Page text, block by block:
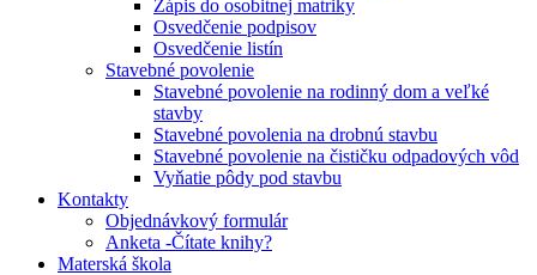
Zápis do osobitnej matriky
Osvedčenie podpisov
Osvedčenie listín
Stavebné povolenie
Stavebné povolenie na rodinný dom a veľké
stavby
Stavebné povolenia na drobnú stavbu
Stavebné povolenie na čističku odpadových vôd
Vyňatie pôdy pod stavbu
Kontakty
Objednávkový formulár
Anketa -Čítate knihy?
Materská škola